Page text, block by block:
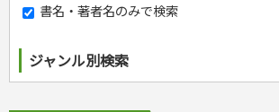
書名・著者名のみで検索
ジャンル別検索